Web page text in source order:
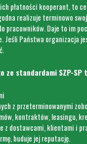
płatności kooperant, to
realizuje terminowo
pracowników. Daje to im
Jeśli Państwa organizacja
ze standardami SZP-SP
z przeterminowanymi
kontraktów, leasingu,
dostawcami, klientami i
buduje jej reputację.